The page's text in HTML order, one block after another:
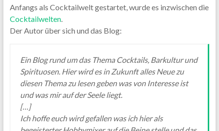
Anfangs als Cocktailwelt gestartet, wurde es inzwischen die
Cocktailwelten.
Der Autor über sich und das Blog:
Ein Blog rund um das Thema Cocktails, Barkultur und
Spirituosen. Hier wird es in Zukunft alles Neue zu
diesen Thema zu lesen geben was von Interesse ist
und was mir auf der Seele liegt.
[…]
Ich hoffe euch wird gefallen was ich hier als